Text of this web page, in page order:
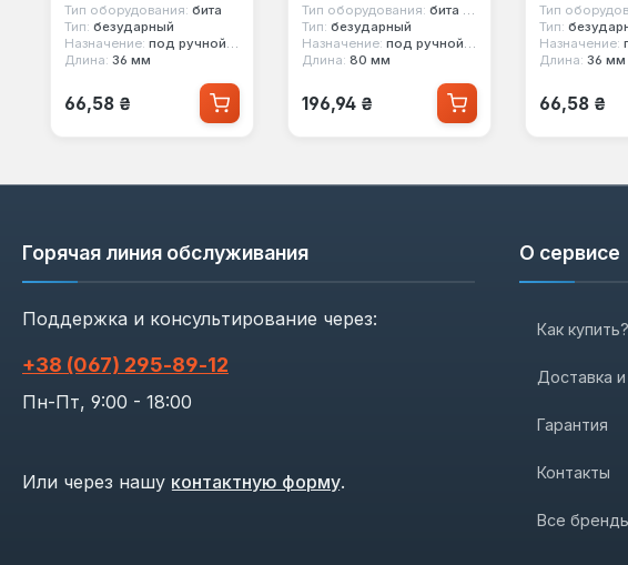
Тип оборудования: бита
Тип: безударный
Назначение: под ручной инструмент
Длина: 36 мм
Обычная цена:
66,58 ₴
Тип оборудования: бита в головке
Тип: безударный
Назначение: под ручной инструмент
Длина: 80 мм
Обычная цена:
196,94 ₴
Тип
Тип:
Назначение:
Длина: 36 мм
Обычная
66,58 ₴
Горячая линия обслуживания
Поддержка и консультирование через:
+38 (067) 295‑89‑12
Пн-Пт, 9:00 - 18:00
Или через нашу контактную форму.
О сервисе
Как купить?
Доставка
Гарантия
Контакты
Все